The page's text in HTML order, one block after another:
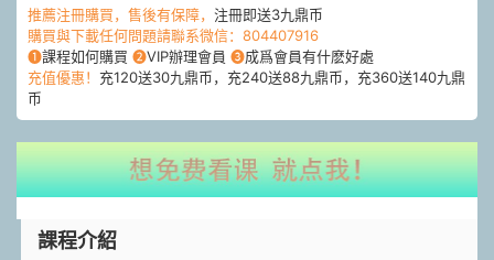
推薦注冊購買，售後有保障， 注冊即送3九鼎币
購買與下載任何問題請聯系微信：804407916
❶課程如何購買 ❷VIP辦理會員 ❸成爲會員有什麽好處
充值優惠！ 充120送30九鼎币，充240送88九鼎币，充360送140九鼎
币
課程介紹